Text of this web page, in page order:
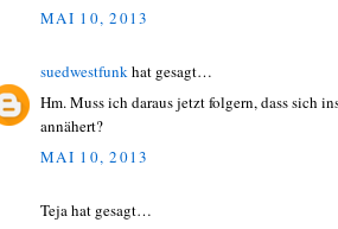
MAI 10, 2013
suedwestfunkhat gesagt…
Hm. Muss ich daraus jetzt folgern, dass sich
annähert?
MAI 10, 2013
Teja hat gesagt…